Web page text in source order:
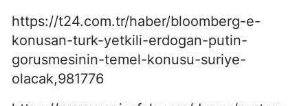
https://t24.com.tr/haber/bloomberg-e-
konusan-turk-yetkili-erdogan-putin-
gorusmesinin-temel-konusu-suriye-
olacak,981776